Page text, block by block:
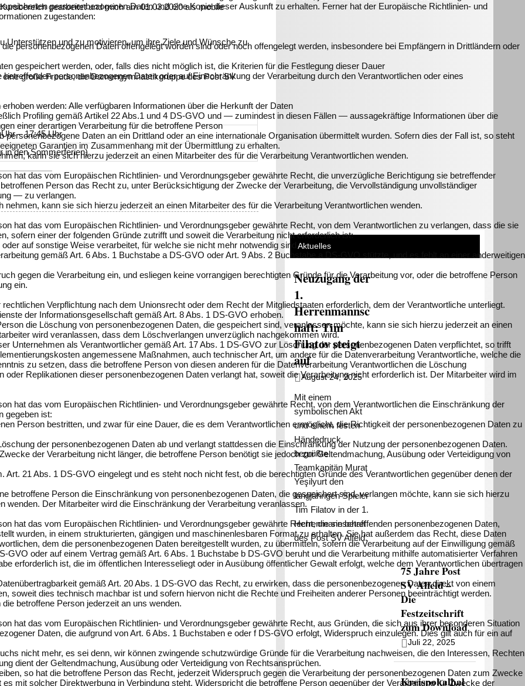
gearbeitet und mich am 01.03.2020 als mobile
und zu motivieren, um ihre Ziele und Wünsche zu
große Freude, die Damengymnastikgruppe des Post SV
– 17:45 Uhr
in den Sommerferien)
Aktuelles
Neuzugang der
1.
Herrenmannsc
haft: Tim
Filatov steigt
auf
August 24, 2025
Mit einem
symbolischen Akt
und einem festen
Händedruck
begrüßte
Teamkapitän Murat
Yeşilyurt den
langjährigen Spieler
Tim Filatov in der 1.
Herrenmannschaft
des Post SV Alfeld.
75 Jahre Post
SV Alfeld –
Die
Festzeitschrift
zum Download
Juli 22, 2025
Kreispokalhal
personenbezogenen Daten und eine Kopie dieser Auskunft zu erhalten. Ferner hat der Europäische Richtlinien- und
zugestanden:
personenbezogenen Daten offengelegt worden sind oder noch offengelegt werden, insbesondere bei Empfängern in Drittländern oder
gespeichert werden, oder, falls dies nicht möglich ist, die Kriterien für die Festlegung dieser Dauer
personenbezogenen Daten oder auf Einschränkung der Verarbeitung durch den Verantwortlichen oder eines
werden: Alle verfügbaren Informationen über die Herkunft der Daten
Profiling gemäß Artikel 22 Abs.1 und 4 DS-GVO und — zumindest in diesen Fällen — aussagekräftige Informationen über die
einer derartigen Verarbeitung für die betroffene Person
Daten an ein Drittland oder an eine internationale Organisation übermittelt wurden. Sofern dies der Fall ist, so steht
Garantien im Zusammenhang mit der Übermittlung zu erhalten.
kann sie sich hierzu jederzeit an einen Mitarbeiter des für die Verarbeitung Verantwortlichen wenden.
hat das vom Europäischen Richtlinien- und Verordnungsgeber gewährte Recht, die unverzügliche Berichtigung sie betreffender
Person das Recht zu, unter Berücksichtigung der Zwecke der Verarbeitung, die Vervollständigung unvollständiger
— zu verlangen.
kann sie sich hierzu jederzeit an einen Mitarbeiter des für die Verarbeitung Verantwortlichen wenden.
hat das vom Europäischen Richtlinien- und Verordnungsgeber gewährte Recht, von dem Verantwortlichen zu verlangen, dass die sie
sofern einer der folgenden Gründe zutrifft und soweit die Verarbeitung nicht erforderlich ist:
auf sonstige Weise verarbeitet, für welche sie nicht mehr notwendig sind.
gemäß Art. 6 Abs. 1 Buchstabe a DS-GVO oder Art. 9 Abs. 2 Buchstabe a DS-GVO stützte, und es fehlt an einer anderweitigen
gegen die Verarbeitung ein, und esliegen keine vorrangigen berechtigten Gründe für die Verarbeitung vor, oder die betroffene Person
ein.
Verpflichtung nach dem Unionsrecht oder dem Recht der Mitgliedstaaten erforderlich, dem der Verantwortliche unterliegt.
der Informationsgesellschaft gemäß Art. 8 Abs. 1 DS-GVO erhoben.
die Löschung von personenbezogenen Daten, die gespeichert sind, veranlassen möchte, kann sie sich hierzu jederzeit an einen
wird veranlassen, dass dem Löschverlangen unverzüglich nachgekommen wird.
Unternehmen als Verantwortlicher gemäß Art. 17 Abs. 1 DS-GVO zur Löschung der personenbezogenen Daten verpflichtet, so trifft
angemessene Maßnahmen, auch technischer Art, um andere für die Datenverarbeitung Verantwortliche, welche die
zu setzen, dass die betroffene Person von diesen anderen für die Datenverarbeitung Verantwortlichen die Löschung
Replikationen dieser personenbezogenen Daten verlangt hat, soweit die Verarbeitung nicht erforderlich ist. Der Mitarbeiter wird im
hat das vom Europäischen Richtlinien- und Verordnungsgeber gewährte Recht, von dem Verantwortlichen die Einschränkung der
gegeben ist:
Person bestritten, und zwar für eine Dauer, die es dem Verantwortlichen ermöglicht, die Richtigkeit der personenbezogenen Daten zu
der personenbezogenen Daten ab und verlangt stattdessen die Einschränkung der Nutzung der personenbezogenen Daten.
der Verarbeitung nicht länger, die betroffene Person benötigt sie jedoch zur Geltendmachung, Ausübung oder Verteidigung von
21 Abs. 1 DS-GVO eingelegt und es steht noch nicht fest, ob die berechtigten Gründe des Verantwortlichen gegenüber denen der
betroffene Person die Einschränkung von personenbezogenen Daten, die gespeichert sind, verlangen möchte, kann sie sich hierzu
wenden. Der Mitarbeiter wird die Einschränkung der Verarbeitung veranlassen.
hat das vom Europäischen Richtlinien- und Verordnungsgeber gewährte Recht, die sie betreffenden personenbezogenen Daten,
wurden, in einem strukturierten, gängigen und maschinenlesbaren Format zu erhalten. Sie hat außerdem das Recht, diese Daten
dem die personenbezogenen Daten bereitgestellt wurden, zu übermitteln, sofern die Verarbeitung auf der Einwilligung gemäß
oder auf einem Vertrag gemäß Art. 6 Abs. 1 Buchstabe b DS-GVO beruht und die Verarbeitung mithilfe automatisierter Verfahren
erforderlich ist, die im öffentlichen Interesseliegt oder in Ausübung öffentlicher Gewalt erfolgt, welche dem Verantwortlichen übertragen
gemäß Art. 20 Abs. 1 DS-GVO das Recht, zu erwirken, dass die personenbezogenen Daten direkt von einem
soweit dies technisch machbar ist und sofern hiervon nicht die Rechte und Freiheiten anderer Personen beeinträchtigt werden.
betroffene Person jederzeit an uns wenden.
hat das vom Europäischen Richtlinien- und Verordnungsgeber gewährte Recht, aus Gründen, die sich aus ihrer besonderen Situation
Daten, die aufgrund von Art. 6 Abs. 1 Buchstaben e oder f DS-GVO erfolgt, Widerspruch einzulegen. Dies gilt auch für ein auf
nicht mehr, es sei denn, wir können zwingende schutzwürdige Gründe für die Verarbeitung nachweisen, die den Interessen, Rechten
dient der Geltendmachung, Ausübung oder Verteidigung von Rechtsansprüchen.
so hat die betroffene Person das Recht, jederzeit Widerspruch gegen die Verarbeitung der personenbezogenen Daten zum Zwecke
mit solcher Direktwerbung in Verbindung steht. Widerspricht die betroffene Person gegenüber der Verarbeitung für Zwecke der